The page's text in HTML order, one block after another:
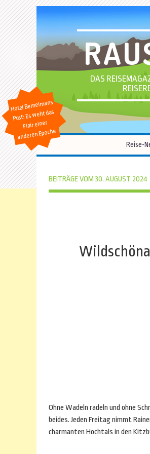
DAS
Hotel Bemelmans
Post: Es weht das
Flair einer
anderen Epoche
Reise-
BEITRÄGE VOM 30. AUGUST 2024
Ohne Wadeln radeln und ohne
beides. Jeden Freitag nimmt
charmanten Hochtals in den